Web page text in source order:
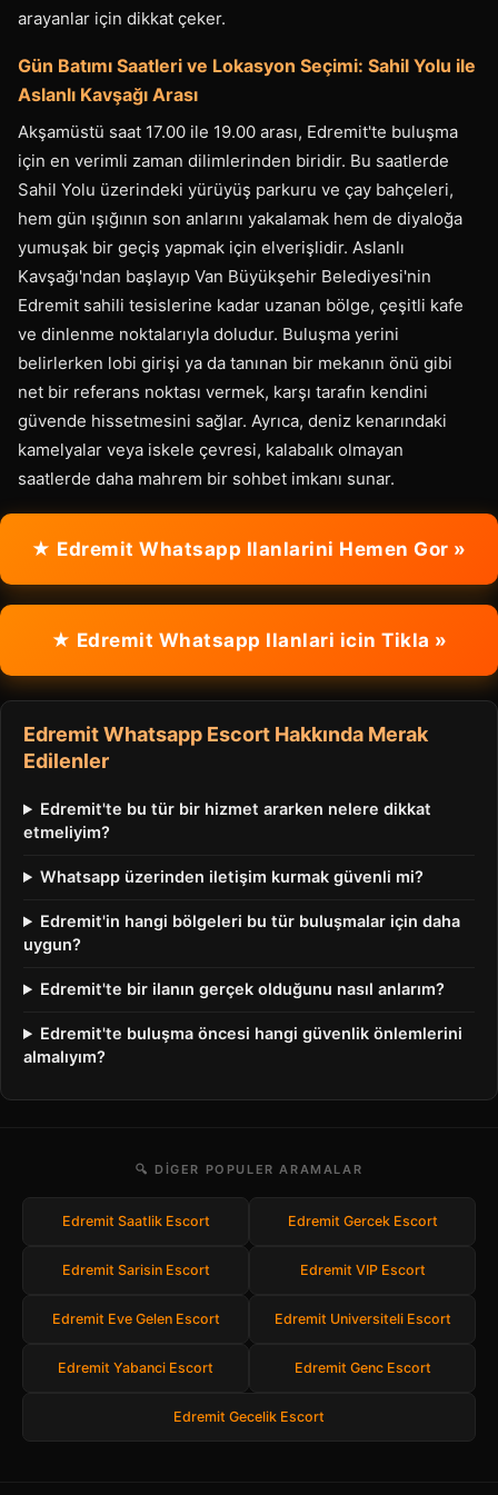
arayanlar için dikkat çeker.
Gün Batımı Saatleri ve Lokasyon Seçimi: Sahil Yolu ile
Aslanlı Kavşağı Arası
Akşamüstü saat 17.00 ile 19.00 arası, Edremit'te buluşma
için en verimli zaman dilimlerinden biridir. Bu saatlerde
Sahil Yolu üzerindeki yürüyüş parkuru ve çay bahçeleri,
hem gün ışığının son anlarını yakalamak hem de diyaloğa
yumuşak bir geçiş yapmak için elverişlidir. Aslanlı
Kavşağı'ndan başlayıp Van Büyükşehir Belediyesi'nin
Edremit sahili tesislerine kadar uzanan bölge, çeşitli kafe
ve dinlenme noktalarıyla doludur. Buluşma yerini
belirlerken lobi girişi ya da tanınan bir mekanın önü gibi
net bir referans noktası vermek, karşı tarafın kendini
güvende hissetmesini sağlar. Ayrıca, deniz kenarındaki
kamelyalar veya iskele çevresi, kalabalık olmayan
saatlerde daha mahrem bir sohbet imkanı sunar.
★ Edremit Whatsapp Ilanlarini Hemen Gor »
★ Edremit Whatsapp Ilanlari icin Tikla »
Edremit Whatsapp Escort Hakkında Merak
Edilenler
Edremit'te bu tür bir hizmet ararken nelere dikkat
etmeliyim?
Whatsapp üzerinden iletişim kurmak güvenli mi?
Edremit'in hangi bölgeleri bu tür buluşmalar için daha
uygun?
Edremit'te bir ilanın gerçek olduğunu nasıl anlarım?
Edremit'te buluşma öncesi hangi güvenlik önlemlerini
almalıyım?
🔍 DIGER POPULER ARAMALAR
Edremit Saatlik Escort Edremit Gercek Escort
Edremit Sarisin Escort Edremit VIP Escort
Edremit Eve Gelen Escort Edremit Universiteli Escort
Edremit Yabanci Escort Edremit Genc Escort
Edremit Gecelik Escort